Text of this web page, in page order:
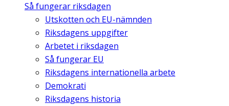
Så fungerar riksdagen
Utskotten och EU-nämnden
Riksdagens uppgifter
Arbetet i riksdagen
Så fungerar EU
Riksdagens internationella arbete
Demokrati
Riksdagens historia